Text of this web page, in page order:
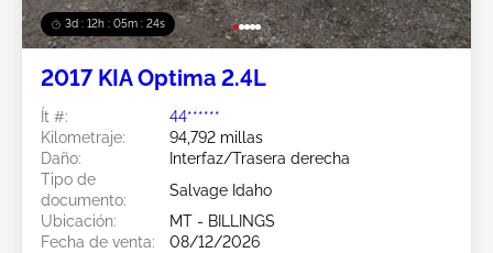
3d : 12h : 05m : 21s
2017 KIA Optima 2.4L
Ít #:
44******
Kilometraje:
94,792 millas
Daño:
Interfaz/Trasera derecha
Tipo de
documento:
Salvage Idaho
Ubicación:
MT - BILLINGS
Fecha de venta:
08/12/2026